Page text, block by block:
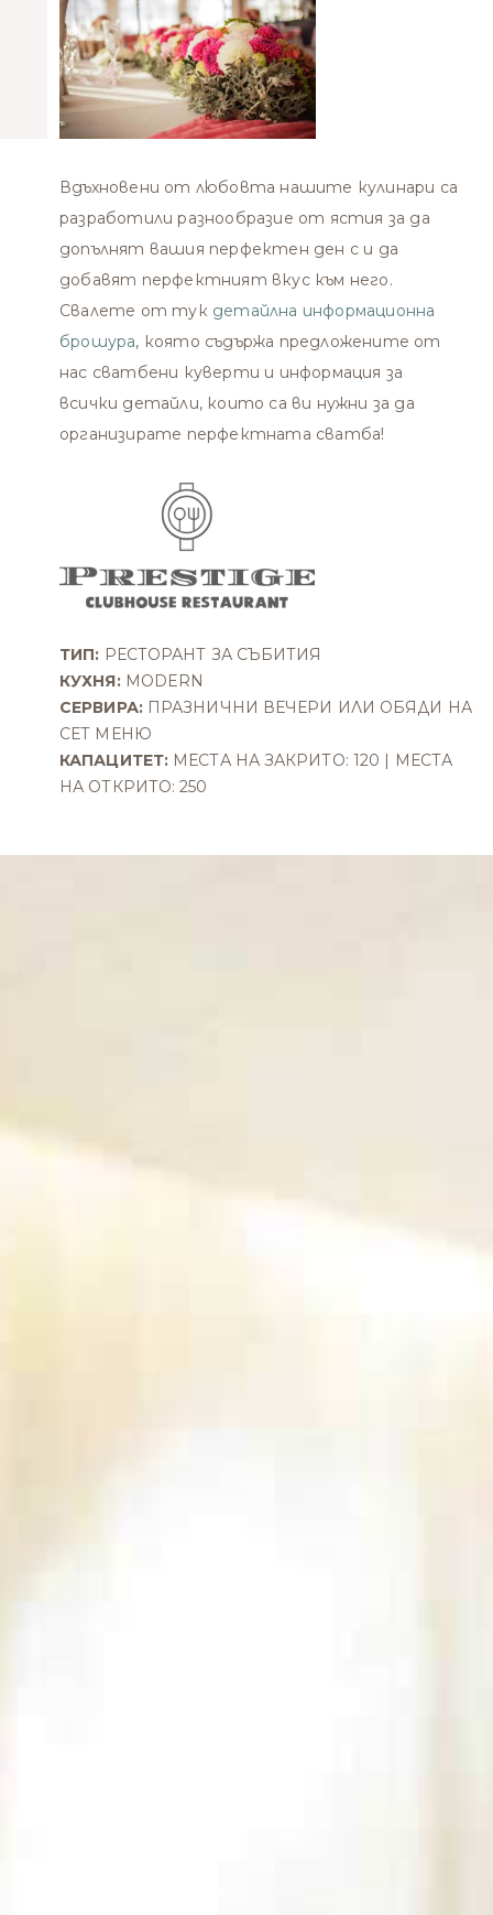
ТИП: РЕСТОРАНТ ЗА СЪБИТИЯ
КУХНЯ:MODERN
СЕРВИРА:ПРАЗНИЧНИ ВЕЧЕРИ ИЛИ ОБЯДИ НА
СЕТ МЕНЮ
КАПАЦИТЕТ: МЕСТА НА ЗАКРИТО: 120 | МЕСТА
НА ОТКРИТО: 250
Вдъхновени от любовта нашите кулинари са
разработили разнообразие от ястия за да
допълнят вашия перфектен ден с и да
добавят перфектният вкус към него.
Свалете от тук детайлна информационна
брошура, която съдържа предложените от
нас сватбени куверти и информация за
всички детайли, които са ви нужни за да
организирате перфектната сватба!